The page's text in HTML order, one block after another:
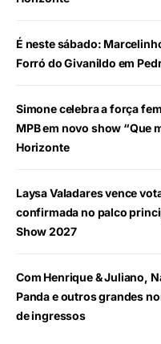
É neste sábado:
Forró do Givanildo em
Simone celebra a força
MPB em novo show “Que
Horizonte
Laysa Valadares vence
confirmada no palco
Show 2027
Com Henrique & Juliano,
Panda e outros grandes
de ingressos